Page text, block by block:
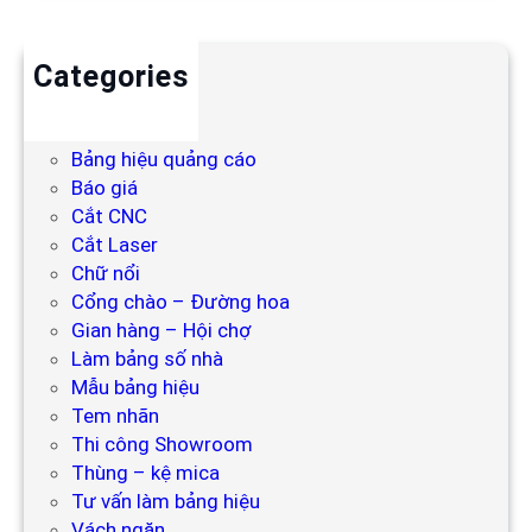
Categories
Bảng hiệu quảng cáo
Báo giá
Cắt CNC
Cắt Laser
Chữ nổi
Cổng chào – Đường hoa
Gian hàng – Hội chợ
Làm bảng số nhà
Mẫu bảng hiệu
Tem nhãn
Thi công Showroom
Thùng – kệ mica
Tư vấn làm bảng hiệu